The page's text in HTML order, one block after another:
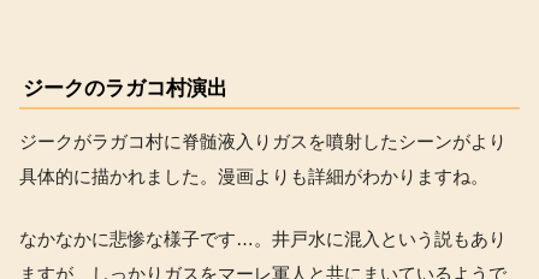
ジークのラガコ村演出
ジークがラガコ村に脊髄液入りガスを噴射したシーンがより
具体的に描かれました。漫画よりも詳細がわかりますね。
なかなかに悲惨な様子です…。井戸水に混入という説もあり
ますが、しっかりガスをマーレ軍人と共にまいているようで